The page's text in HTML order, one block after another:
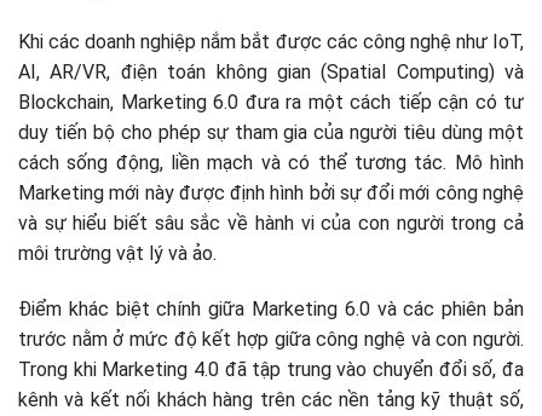
Khi các doanh nghiệp nắm bắt được các công nghệ như IoT,
AI, AR/VR, điện toán không gian (Spatial Computing) và
Blockchain, Marketing 6.0 đưa ra một cách tiếp cận có tư
duy tiến bộ cho phép sự tham gia của người tiêu dùng một
cách sống động, liền mạch và có thể tương tác. Mô hình
Marketing mới này được định hình bởi sự đổi mới công nghệ
và sự hiểu biết sâu sắc về hành vi của con người trong cả
môi trường vật lý và ảo.
Điểm khác biệt chính giữa Marketing 6.0 và các phiên bản
trước nằm ở mức độ kết hợp giữa công nghệ và con người.
Trong khi Marketing 4.0 đã tập trung vào chuyển đổi số, đa
kênh và kết nối khách hàng trên các nền tảng kỹ thuật số,